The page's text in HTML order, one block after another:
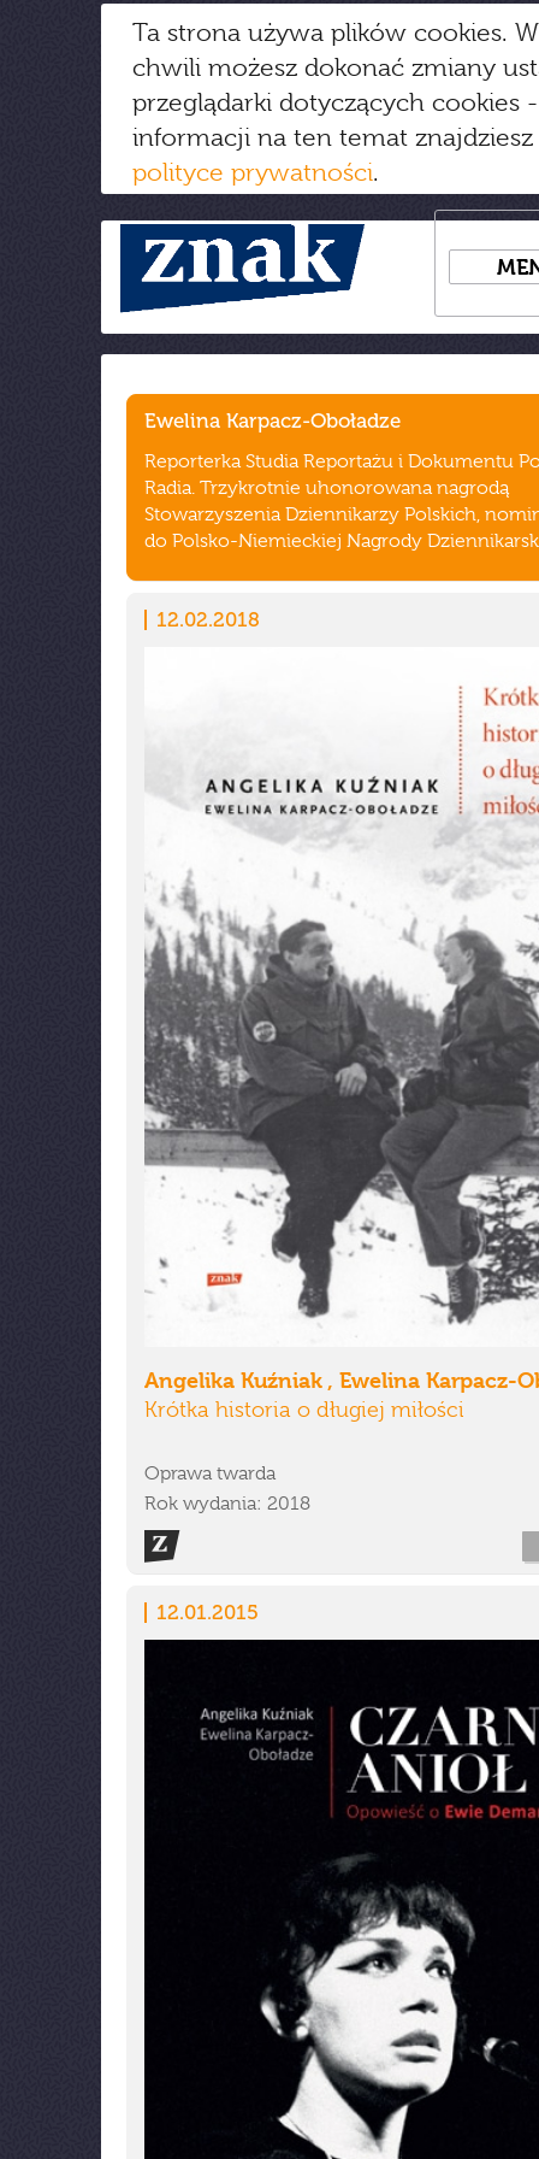
Ta strona używa plików cookies.
chwili możesz dokonać zmiany
przeglądarki dotyczących cookies
informacji na ten temat
polityce prywatności.
Ewelina Karpacz-Oboładze
Reporterka Studia Reportażu i Dokumentu
Radia. Trzykrotnie uhonorowana nagrodą
Stowarzyszenia Dziennikarzy Polskich,
do Polsko-Niemieckiej Nagrody
12.02.2018
Angelika Kuźniak , Ewelina Karpacz-
Krótka historia o długiej miłości
Oprawa twarda
Rok wydania: 2018
12.01.2015